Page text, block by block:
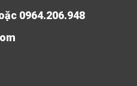
0964.206.948